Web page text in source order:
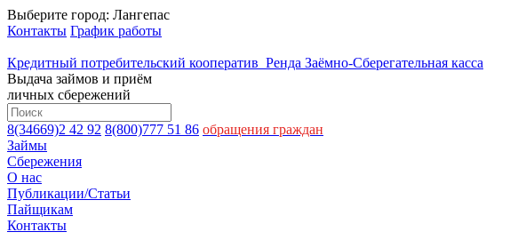
Выберите город: Лангепас
Контакты График работы
Кредитный потребительский кооператив Ренда Заёмно-Сберегательная касса
Выдача займов и приём
личных сбережений
8(34669)2 42 92 8(800)777 51 86 обращения граждан
Займы
Сбережения
О нас
Публикации/Статьи
Пайщикам
Контакты